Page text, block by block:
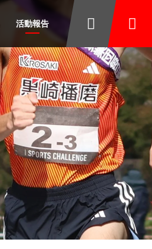
活動報告